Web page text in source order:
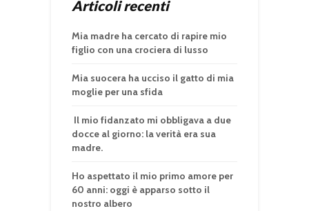
Articoli recenti
Mia madre ha cercato di rapire mio
figlio con una crociera di lusso
Mia suocera ha ucciso il gatto di mia
moglie per una sfida
Il mio fidanzato mi obbligava a due
docce al giorno: la verità era sua
madre.
Ho aspettato il mio primo amore per
60 anni: oggi è apparso sotto il
nostro albero